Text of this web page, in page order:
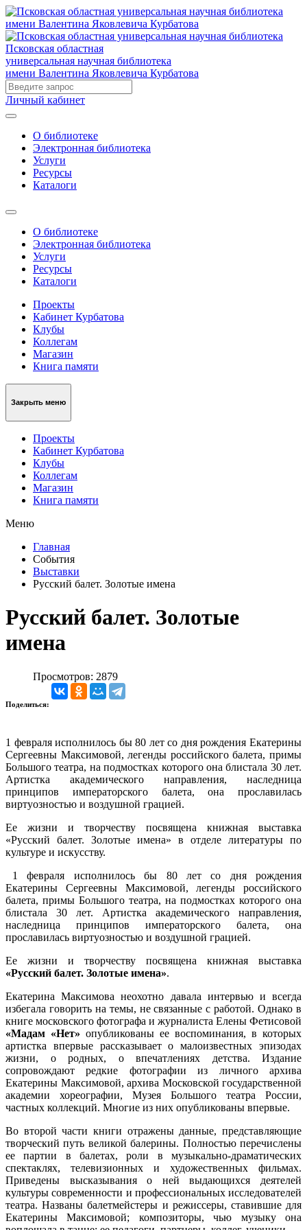
Псковская областная
универсальная научная библиотека
имени Валентина Яковлевича Курбатова
Личный кабинет
О библиотеке
Электронная библиотека
Услуги
Ресурсы
Каталоги
О библиотеке
Электронная библиотека
Услуги
Ресурсы
Каталоги
Проекты
Кабинет Курбатова
Клубы
Коллегам
Магазин
Книга памяти
Закрыть меню
Проекты
Кабинет Курбатова
Клубы
Коллегам
Магазин
Книга памяти
Меню
Главная
События
Выставки
Русский балет. Золотые имена
Русский балет. Золотые
имена
Просмотров: 2879
Поделиться:
1 февраля исполнилось бы 80 лет со дня рождения Екатерины
Сергеевны Максимовой, легенды российского балета, примы
Большого театра, на подмостках которого она блистала 30 лет.
Артистка академического направления, наследница
принципов императорского балета, она прославилась
виртуозностью и воздушной грацией.
Ее жизни и творчеству посвящена книжная выставка
«Русский балет. Золотые имена» в отделе литературы по
культуре и искусству.
1 февраля исполнилось бы 80 лет со дня рождения
Екатерины Сергеевны Максимовой, легенды российского
балета, примы Большого театра, на подмостках которого она
блистала 30 лет. Артистка академического направления,
наследница принципов императорского балета, она
прославилась виртуозностью и воздушной грацией.
Ее жизни и творчеству посвящена книжная выставка
«Русский балет. Золотые имена».
Екатерина Максимова неохотно давала интервью и всегда
избегала говорить на темы, не связанные с работой. Однако в
книге московского фотографа и журналиста Елены Фетисовой
«Мадам «Нет» опубликованы ее воспоминания, в которых
артистка впервые рассказывает о малоизвестных эпизодах
жизни, о родных, о впечатлениях детства. Издание
сопровождают редкие фотографии из личного архива
Екатерины Максимовой, архива Московской государственной
академии хореографии, Музея Большого театра России,
частных коллекций. Многие из них опубликованы впервые.
Во второй части книги отражены данные, представляющие
творческий путь великой балерины. Полностью перечислены
ее партии в балетах, роли в музыкально-драматических
спектаклях, телевизионных и художественных фильмах.
Приведены высказывания о ней выдающихся деятелей
культуры современности и профессиональных исследователей
театра. Названы балетмейстеры и режиссеры, ставившие для
Екатерины Максимовой; композиторы, чью музыку она